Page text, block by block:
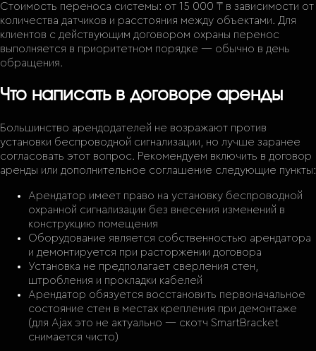
Стоимость переноса системы: от 15 000 ₸ в зависимости от
количества датчиков и расстояния между объектами. Для
клиентов с действующим договором охраны перенос
выполняется в приоритетном порядке — обычно в день
обращения.
Что написать в договоре аренды
Большинство арендодателей не возражают против
установки беспроводной сигнализации, но лучше заранее
согласовать этот вопрос. Рекомендуем включить в договор
аренды или дополнительное соглашение следующие пункты:
Арендатор имеет право на установку беспроводной
охранной сигнализации без внесения изменений в
конструкцию помещения
Оборудование является собственностью арендатора
и демонтируется при расторжении договора
Установка не предполагает сверления стен,
штробления и прокладки кабелей
Арендатор обязуется восстановить первоначальное
состояние стен в местах крепления при демонтаже
(для Ajax это не актуально — скотч SmartBracket
снимается чисто)